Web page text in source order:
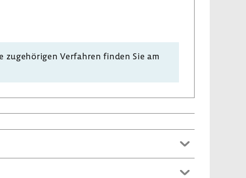
Verfahren finden Sie am